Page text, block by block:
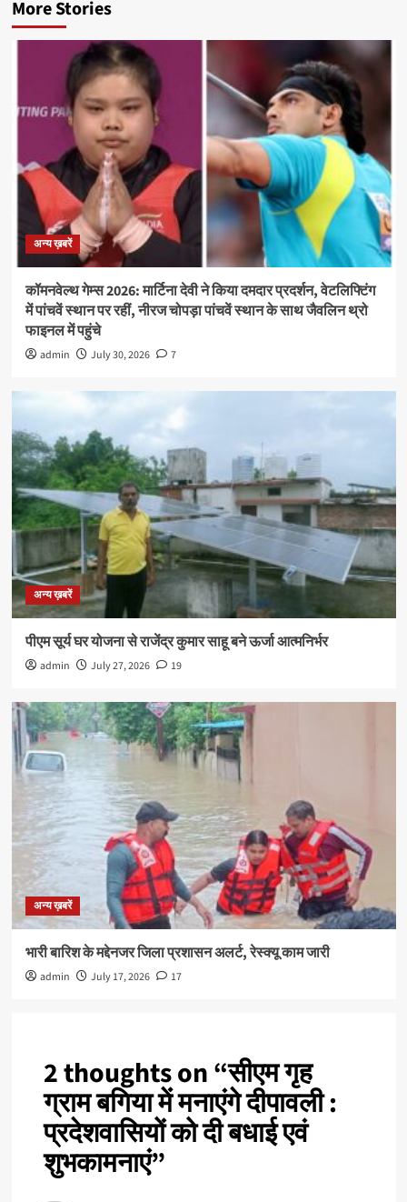
More Stories
अन्य ख़बरें
कॉमनवेल्थ गेम्स 2026: मार्टिना देवी ने किया दमदार प्रदर्शन, वेटलिफ्टिंग
में पांचवें स्थान पर रहीं, नीरज चोपड़ा पांचवें स्थान के साथ जैवलिन थ्रो
फाइनल में पहुंचे
admin July 30, 2026 7
अन्य ख़बरें
पीएम सूर्य घर योजना से राजेंद्र कुमार साहू बने ऊर्जा आत्मनिर्भर
admin July 27, 2026 19
अन्य ख़बरें
भारी बारिश के मद्देनजर जिला प्रशासन अलर्ट, रेस्क्यू काम जारी
admin July 17, 2026 17
2 thoughts on “सीएम गृह
ग्राम बगिया में मनाएंगे दीपावली :
प्रदेशवासियों को दी बधाई एवं
शुभकामनाएं”